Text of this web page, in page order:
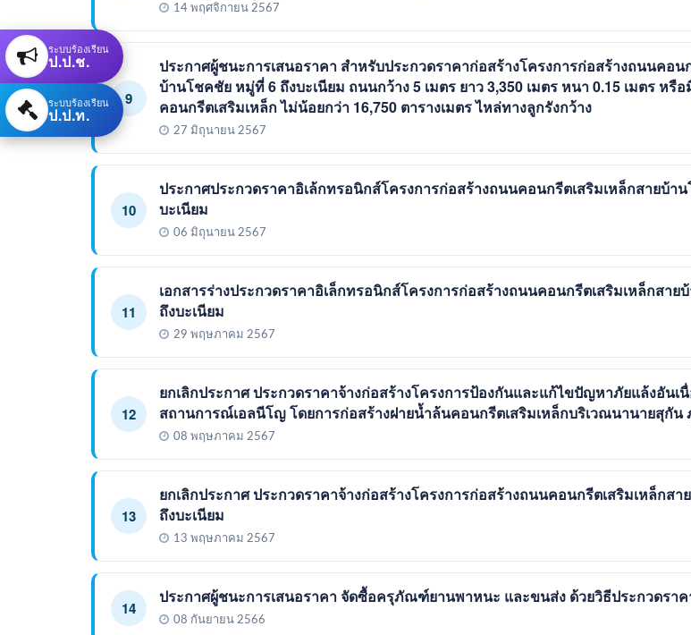
14 พฤศจิกายน 2567
9
ประกาศผู้ชนะการเสนอราคา สำหรับประกวดราคาก่อสร้างโครงการก่อสร้างถนนคอน
บ้านโชคชัย หมู่ที่ 6 ถึงบะเนียม ถนนกว้าง 5 เมตร ยาว 3,350 เมตร หนา 0.15 เมตร หรื
คอนกรีตเสริมเหล็ก ไม่น้อยกว่า 16,750 ตารางเมตร ไหล่ทางลูกรังกว้าง
27 มิถุนายน 2567
10
ประกาศประกวดราคาอิเล้กทรอนิกส์โครงการก่อสร้างถนนคอนกรีตเสริมเหล็กสายบ้า
บะเนียม
06 มิถุนายน 2567
11
เอกสารร่างประกวดราคาอิเล็กทรอนิกส์โครงการก่อสร้างถนนคอนกรีตเสริมเหล็กสา
ถึงบะเนียม
29 พฤษภาคม 2567
12
ยกเลิกประกาศ ประกวดราคาจ้างก่อสร้างโครงการป้องกันและแก้ไขปัญหาภัยแล้งอันเ
สถานการณ์เอลนีโญ โดยการก่อสร้างฝายน้ำล้นคอนกรีตเสริมเหล็กบริเวณนานายสุกั
08 พฤษภาคม 2567
13
ยกเลิกประกาศ ประกวดราคาจ้างก่อสร้างโครงการก่อสร้างถนนคอนกรีตเสริมเหล็กส
ถึงบะเนียม
13 พฤษภาคม 2567
14
ประกาศผู้ชนะการเสนอราคา จัดซื้อครุภัณฑ์ยานพาหนะ และขนส่ง ด้วยวิธีประกวดรา
08 กันยายน 2566
ระบบร้องเรียน
ป.ป.ช.
ระบบร้องเรียน
ป.ป.ท.